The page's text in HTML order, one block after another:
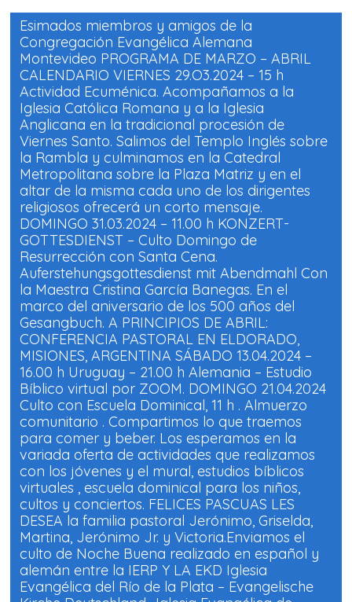
c
l
i
c
p
a
r
a
c
o
m
p
a
r
t
i
r
e
n
F
a
c
e
b
o
o
k
(
S
e
a
b
r
e
e
n
u
n
a
v
e
n
t
a
n
a
n
u
e
v
a
)
c
l
i
c
p
a
r
a
c
o
m
p
a
r
t
i
r
e
n
W
h
a
t
s
A
p
p
(
S
e
a
b
r
e
e
n
u
n
a
v
e
n
t
a
n
a
n
u
e
v
a
)
Esimados miembros y amigos de la
Congregación Evangélica Alemana
Montevideo PROGRAMA DE MARZO – ABRIL
CALENDARIO VIERNES 29.O3.2024 – 15 h
Actividad Ecuménica. Acompañamos a la
Iglesia Católica Romana y a la Iglesia
Anglicana en la tradicional procesión de
Viernes Santo. Salimos del Templo Inglés sobre
la Rambla y culminamos en la Catedral
Metropolitana sobre la Plaza Matriz y en el
altar de la misma cada uno de los dirigentes
religiosos ofrecerá un corto mensaje.
DOMINGO 31.03.2024 – 11.00 h KONZERT-
GOTTESDIENST – Culto Domingo de
Resurrección con Santa Cena.
Auferstehungsgottesdienst mit Abendmahl Con
la Maestra Cristina García Banegas. En el
marco del aniversario de los 500 años del
Gesangbuch. A PRINCIPIOS DE ABRIL:
CONFERENCIA PASTORAL EN ELDORADO,
MISIONES, ARGENTINA SÁBADO 13.04.2024 –
16.00 h Uruguay – 21.00 h Alemania – Estudio
Bíblico virtual por ZOOM. DOMINGO 21.04.2024
Culto con Escuela Dominical, 11 h . Almuerzo
comunitario . Compartimos lo que traemos
para comer y beber. Los esperamos en la
variada oferta de actividades que realizamos
con los jóvenes y el mural, estudios bíblicos
virtuales , escuela dominical para los niños,
cultos y conciertos. FELICES PASCUAS LES
DESEA la familia pastoral Jerónimo, Griselda,
Martina, Jerónimo Jr. y Victoria.Enviamos el
culto de Noche Buena realizado en español y
alemán entre la IERP Y LA EKD Iglesia
Evangélica del Río de la Plata – Evangelische